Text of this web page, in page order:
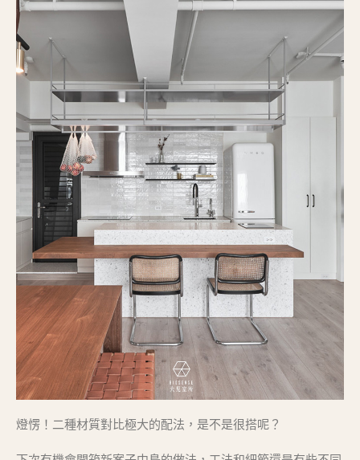
燈愣！二種材質對比極大的配法，是不是很搭呢？